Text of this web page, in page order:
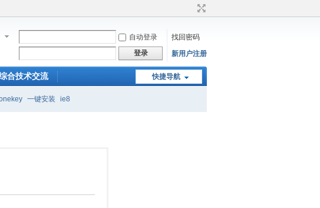
自动登录
找回密码
登录 新用户注册
快捷导航
合技术交流
一键安装 ie8